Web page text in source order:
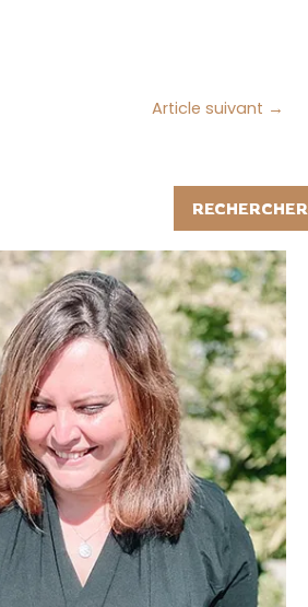
Article suivant →
RECHERCHER